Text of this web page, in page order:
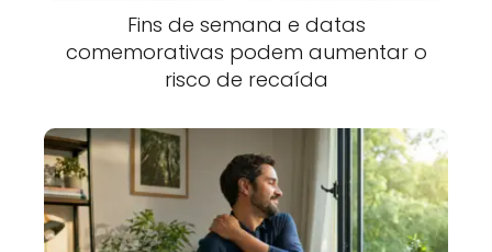
Fins de semana e datas
comemorativas podem aumentar o
risco de recaída